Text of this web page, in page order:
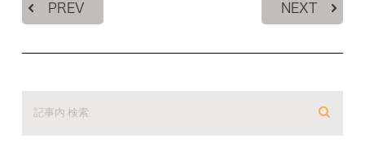
PREV NEXT